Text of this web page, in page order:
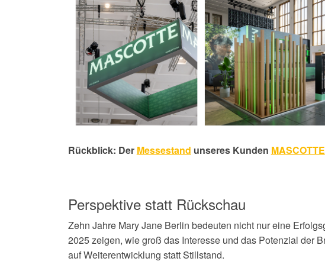
Rückblick: Der Messestand unseres Kunden MASCOTTE
Perspektive statt Rückschau
Zehn Jahre Mary Jane Berlin bedeuten nicht nur eine
2025 zeigen, wie groß das Interesse und das Potenzial der
auf Weiterentwicklung statt Stillstand.